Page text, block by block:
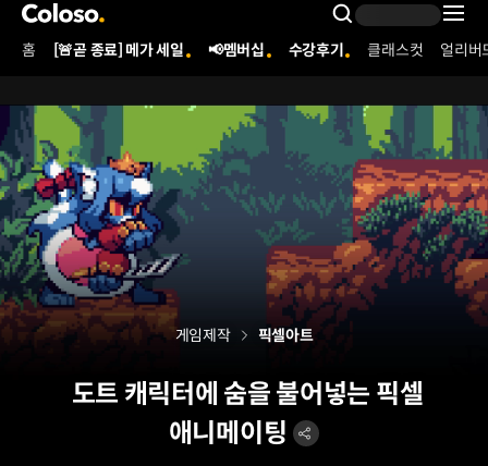
콜로소
Search
Coloso Menu
홈 [🚨곧 종료] 메가 세일 📢멤버십 수강후기 클래스컷 얼리버
도트 캐릭터에 숨을 불어넣는 픽셀
애니메이팅
게임제작 픽셀아트